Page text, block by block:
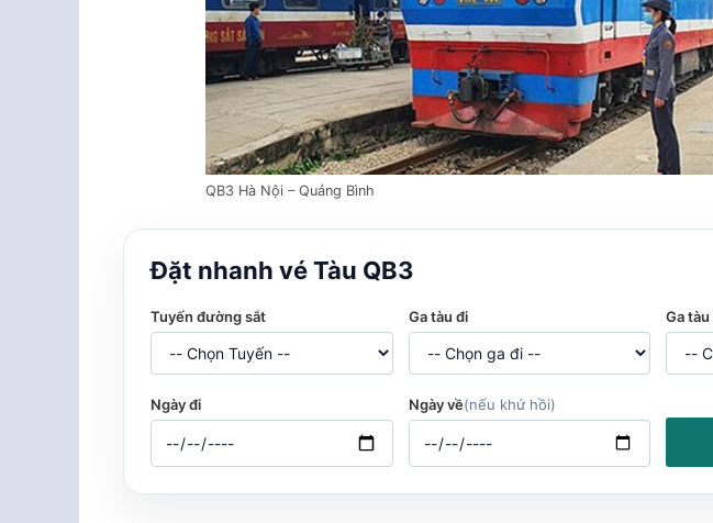
QB3 Hà Nội – Quảng Bình
Đặt nhanh vé Tàu QB3
Tuyến đường sắt Ga tàu đi Ga
Ngày đi Ngày về(nếu khứ hồi)